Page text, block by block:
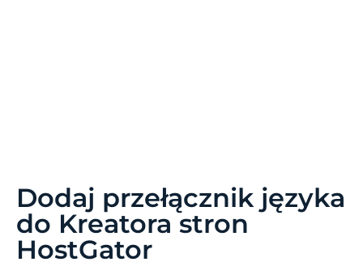
Dodaj przełącznik języka
do Kreatora stron
HostGator